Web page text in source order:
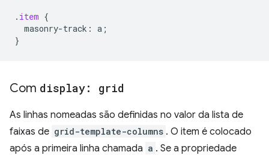
. item {
masonry-track : a ;
}
Com display: grid
As linhas nomeadas são definidas no valor da lista de
faixas de grid-template-columns . O item é colocado
após a primeira linha chamada a . Se a propriedade